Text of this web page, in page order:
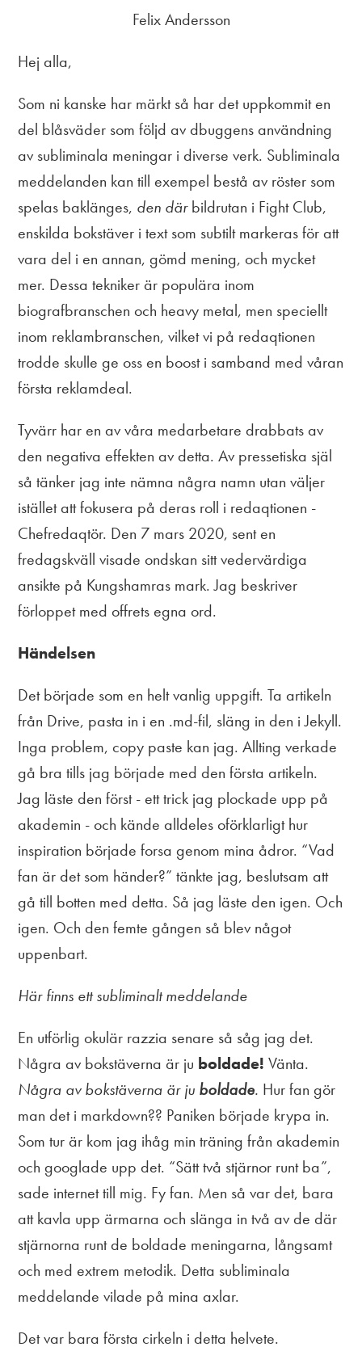
Felix Andersson
Hej alla,
Som ni kanske har märkt så har det uppkommit en
del blåsväder som följd av dbuggens användning
av subliminala meningar i diverse verk. Subliminala
meddelanden kan till exempel bestå av röster som
spelas baklänges, den därbildrutan i Fight Club,
enskilda bokstäver i text som subtilt markeras för att
vara del i en annan, gömd mening, och mycket
mer. Dessa tekniker är populära inom
biografbranschen och heavy metal, men speciellt
inom reklambranschen, vilket vi på redaqtionen
trodde skulle ge oss en boost i samband med våran
första reklamdeal.
Tyvärr har en av våra medarbetare drabbats av
den negativa effekten av detta. Av pressetiska själ
så tänker jag inte nämna några namn utan väljer
istället att fokusera på deras roll i redaqtionen -
Chefredaqtör. Den 7 mars 2020, sent en
fredagskväll visade ondskan sitt vedervärdiga
ansikte på Kungshamras mark. Jag beskriver
förloppet med offrets egna ord.
Händelsen
Det började som en helt vanlig uppgift. Ta artikeln
från Drive, pasta in i en .md-fil, släng in den i Jekyll.
Inga problem, copy paste kan jag. Allting verkade
gå bra tills jag började med den första artikeln.
Jag läste den först - ett trick jag plockade upp på
akademin - och kände alldeles oförklarligt hur
inspiration började forsa genom mina ådror. “Vad
fan är det som händer?” tänkte jag, beslutsam att
gå till botten med detta. Så jag läste den igen. Och
igen. Och den femte gången så blev något
uppenbart.
Här finns ett subliminalt meddelande
En utförlig okulär razzia senare så såg jag det.
Några av bokstäverna är ju boldade! Vänta.
Några av bokstäverna är ju boldade. Hur fan gör
man det i markdown?? Paniken började krypa in.
Som tur är kom jag ihåg min träning från akademin
och googlade upp det. “Sätt två stjärnor runt ba”,
sade internet till mig. Fy fan. Men så var det, bara
att kavla upp ärmarna och slänga in två av de där
stjärnorna runt de boldade meningarna, långsamt
och med extrem metodik. Detta subliminala
meddelande vilade på mina axlar.
Det var bara första cirkeln i detta helvete.